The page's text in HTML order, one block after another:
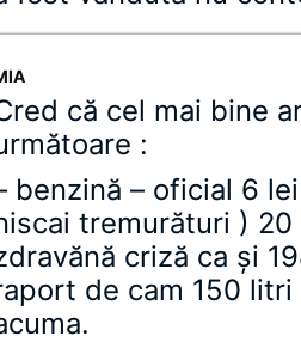
că cel mai bine
:
benzină – oficial 6
tremurături )
criză ca şi
de cam 150